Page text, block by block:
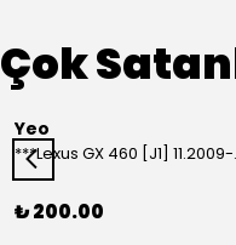
Çok
Yeo
₺ 200.00